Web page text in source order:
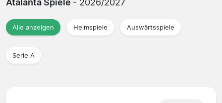
Alle anzeigen Heimspiele Auswärtsspiele
Serie A